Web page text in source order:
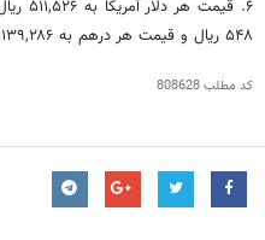
۵۴۸ ریال و قیمت هر درهم به ۱۳۹,۲۸۶ ریال رسید.
کد مطلب808628